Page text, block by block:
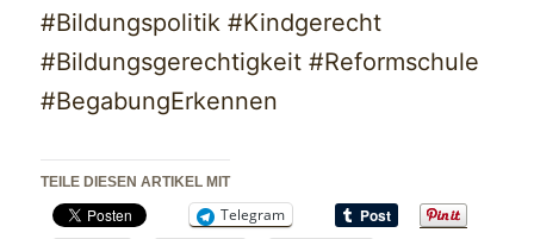
#Bildungspolitik #Kindgerecht
#Bildungsgerechtigkeit #Reformschule
#BegabungErkennen
TEILE DIESEN ARTIKEL MIT
Telegram